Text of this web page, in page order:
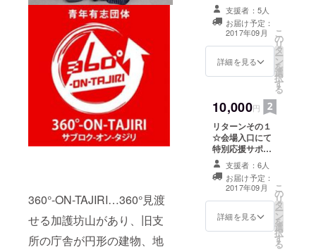
360°-ON-TAJIRI…360°見渡
せる加護坊山があり、旧支
所の庁舎が円形の建物、地
ター様としてお
名前を掲示させ
て頂きます！ リ
ターンその２★
お祭り写真付き
Thanks mail☆
彡 リターンその
へ♨・・・「さ
くらの湯入浴
券」（半年間有
効・1枚） ※会場
入口へのお名前
掲示が不要な方
はお申し付け下
さい
支援者：5人
お届け予定：
2017年09月
詳細を見る
こ
の
リ
タ
ー
ン
を
選
択
す
る
10,000円
リターンその１
☆会場入口にて
特別応援サポー
ター様としてお
名前を掲示させ
て頂きます！ リ
ターンその２★
お祭り写真付き
Thanks mail☆
彡 リターンその
支援者：6人
お届け予定：
2017年09月
詳細を見る
こ
の
リ
タ
ー
ン
を
選
択
す
る